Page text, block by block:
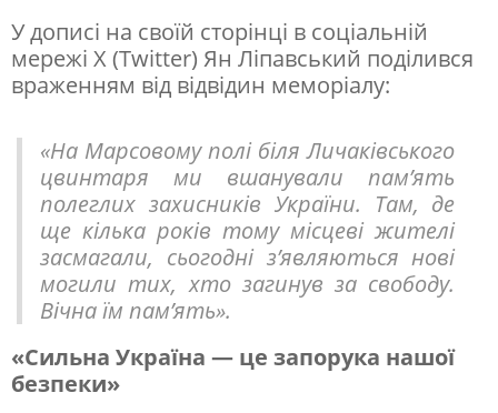
л
е
г
ї
У дописі на своїй сторінці в соціальній
мережі X (Twitter) Ян Ліпавський поділився
враженням від відвідин меморіалу:
«На Марсовому полі біля Личаківського
цвинтаря ми вшанували пам’ять
полеглих захисників України. Там, де
ще кілька років тому місцеві жителі
засмагали, сьогодні з’являються нові
могили тих, хто загинув за свободу.
Вічна їм пам’ять».
«Сильна Україна — це запорука нашої
безпеки»